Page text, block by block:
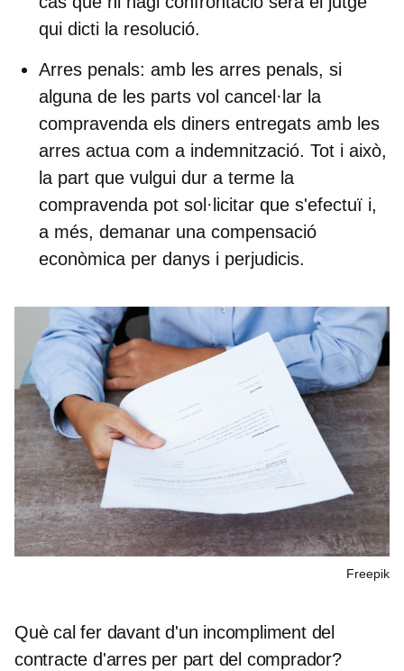
qui dicti la resolució.
Arres penals: amb les arres penals, si
alguna de les parts vol cancel·lar la
compravenda els diners entregats amb les
arres actua com a indemnització. Tot i això,
la part que vulgui dur a terme la
compravenda pot sol·licitar que s'efectuï i,
a més, demanar una compensació
econòmica per danys i perjudicis.
Freepik
Què cal fer davant d'un incompliment del
contracte d'arres per part del comprador?